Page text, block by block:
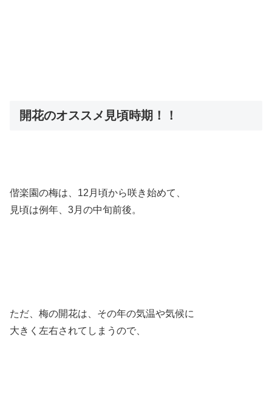
開花のオススメ見頃時期！！
偕楽園の梅は、12月頃から咲き始めて、
見頃は例年、3月の中旬前後。
ただ、梅の開花は、その年の気温や気候に
大きく左右されてしまうので、